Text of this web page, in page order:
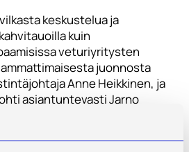
keskustelua ja
kuin
veturiyritysten
juonnosta
Anne Heikkinen, ja
asiantuntevasti Jarno
Paneeli kokosi yhteen
alueelliset vaikuttajat
miten monialaiset verkostot